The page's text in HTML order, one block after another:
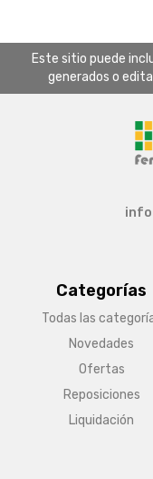
Este sitio puede
generados o
Categorías
Todas las
Novedades
Ofertas
Reposiciones
Liquidación